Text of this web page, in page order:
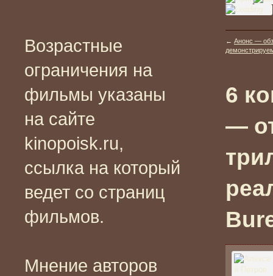
Возрастные
ограничения на
фильмы указаны
на сайте
kinopoisk.ru,
ссылка на который
ведет со страниц
фильмов.
Мнение авторов
← Анонс —
6
—